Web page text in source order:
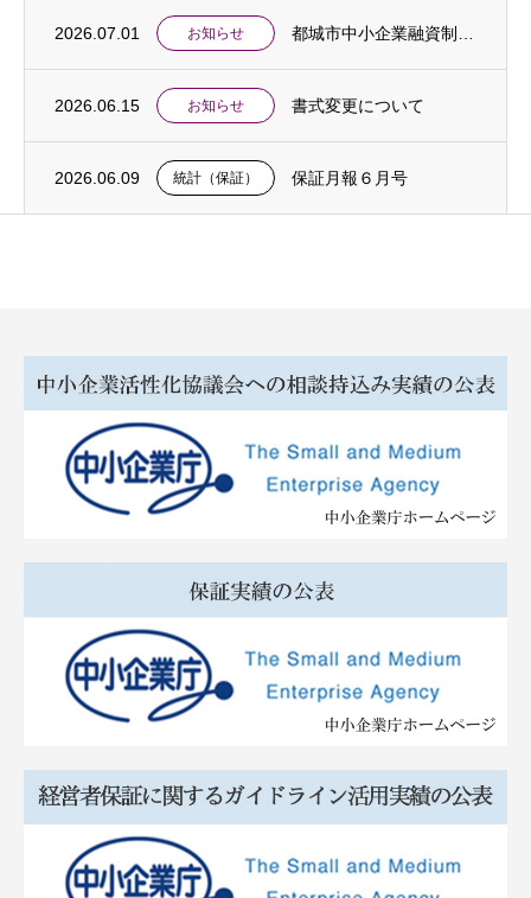
2026.07.01 お知らせ
2026.06.15 お知らせ 書式変更について
2026.06.09 統計（保証） 保証月報６月号